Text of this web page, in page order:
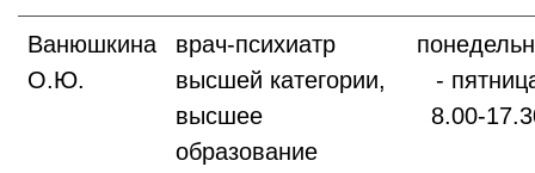
Ванюшкина
О.Ю.
врач-психиатр
высшей категории,
высшее
образование
-
8.00-